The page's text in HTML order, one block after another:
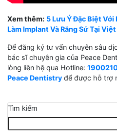
Xem thêm: 5 Lưu Ý Đặc Biệt
Làm Implant Và Răng Sứ Tại
Để đăng ký tư vấn chuyên sâu
bác sĩ chuyên gia của Peace
lòng liên hệ qua Hotline:
Peace Dentistry để được hỗ trợ
Tìm kiếm